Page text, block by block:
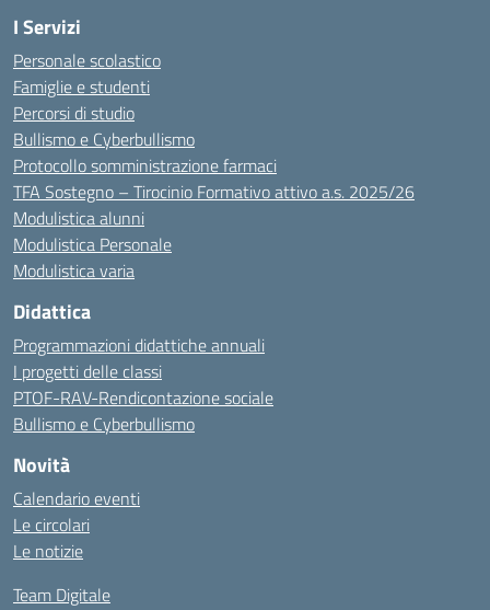
I Servizi
Personale scolastico
Famiglie e studenti
Percorsi di studio
Bullismo e Cyberbullismo
Protocollo somministrazione farmaci
TFA Sostegno – Tirocinio Formativo attivo a.s. 2025/26
Modulistica alunni
Modulistica Personale
Modulistica varia
Didattica
Programmazioni didattiche annuali
I progetti delle classi
PTOF-RAV-Rendicontazione sociale
Bullismo e Cyberbullismo
Novità
Calendario eventi
Le circolari
Le notizie
Team Digitale